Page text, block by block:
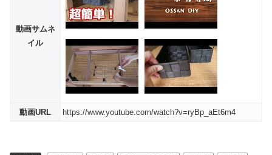
動画サムネ
イル
動画URL https://www.youtube.com/watch?v=ryBp_aEt6m4